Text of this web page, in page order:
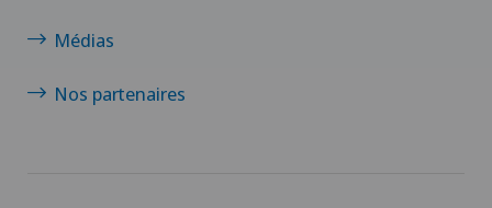
Médias
Nos partenaires